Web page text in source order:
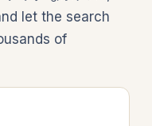
let the search
of